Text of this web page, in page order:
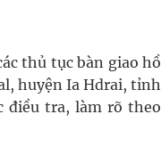
thủ tục bàn giao hồ
huyện Ia Hdrai, tỉnh
điều tra, làm rõ theo